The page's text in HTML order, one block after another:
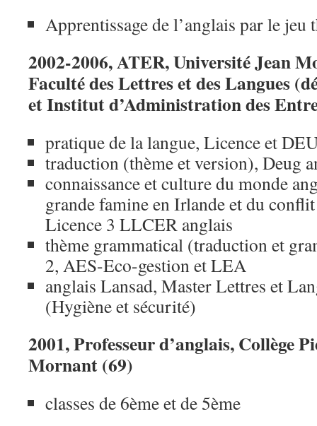
Apprentissage de l’anglais par le jeu
2002-2006, ATER, Université Jean
Faculté des Lettres et des Langues
et Institut d’Administration des
pratique de la langue, Licence et
traduction (thème et version), Deug
connaissance et culture du monde
grande famine en Irlande et du
Licence 3 LLCER anglais
thème grammatical (traduction et
2, AES-Eco-gestion et LEA
anglais Lansad, Master Lettres et
(Hygiène et sécurité)
2001, Professeur d’anglais, Collège
Mornant (69)
classes de 6ème et de 5ème